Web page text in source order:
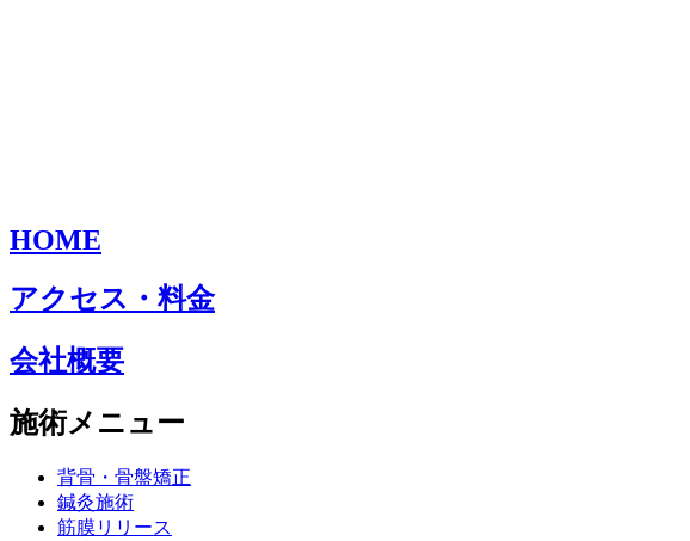
HOME
アクセス・料金
会社概要
施術メニュー
背骨・骨盤矯正
鍼灸施術
筋膜リリース